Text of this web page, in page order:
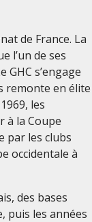
de France. La
l’un de ses
s’engage
remonte en élite
les
à la Coupe
par les clubs
occidentale à
des bases
puis les années